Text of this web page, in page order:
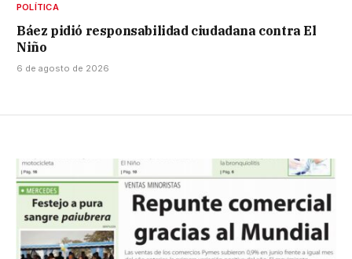
POLÍTICA
Báez pidió responsabilidad ciudadana contra El
Niño
6 de agosto de 2026